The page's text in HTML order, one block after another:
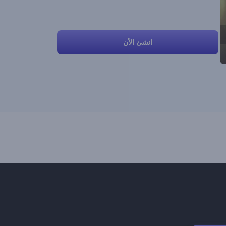
انشئ الأن